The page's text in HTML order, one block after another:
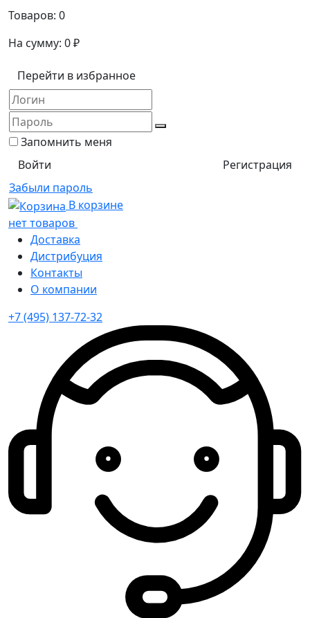
Товаров: 0
На сумму: 0₽
Перейти в избранное
Запомнить меня
Регистрация
Забыли пароль
В корзине
нет товаров
Доставка
Дистрибуция
Контакты
О компании
+7 (495) 137-72-32